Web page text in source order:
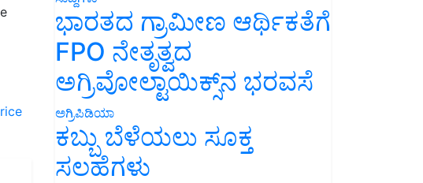
ಭಾರತದ ಗ್ರಾಮೀಣ ಆರ್ಥಿಕತೆಗೆ
FPO ನೇತೃತ್ವದ
ಅಗ್ರಿವೋಲ್ಟಾಯಿಕ್ಸ್‌ನ ಭರವಸೆ
ಅಗ್ರಿಪಿಡಿಯಾ
ಕಬ್ಬು ಬೆಳೆಯಲು ಸೂಕ್ತ
ಸಲಹೆಗಳು